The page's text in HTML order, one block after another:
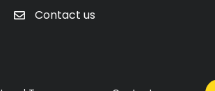
Contact us